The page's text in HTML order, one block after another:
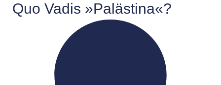
Quo Vadis »Palästina«?